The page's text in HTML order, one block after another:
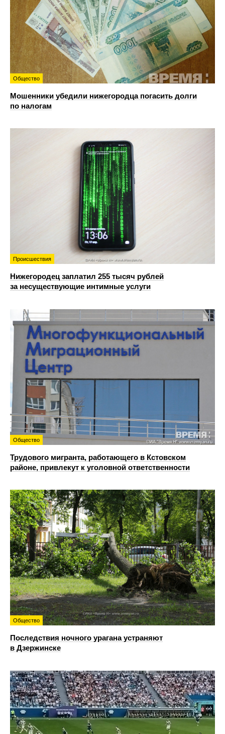
Общество
Мошенники убедили нижегородца погасить долги
по налогам
Происшествия
Нижегородец заплатил 255 тысяч рублей
за несуществующие интимные услуги
Общество
Трудового мигранта, работающего в Кстовском
районе, привлекут к уголовной ответственности
Общество
Последствия ночного урагана устраняют
в Дзержинске